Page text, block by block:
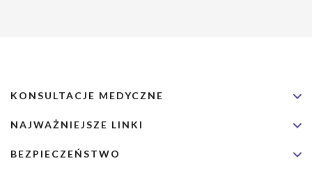
KONSULTACJE MEDYCZNE
NAJWAŻNIEJSZE LINKI
BEZPIECZEŃSTWO